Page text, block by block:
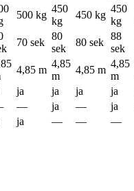
500 kg
450
kg
450 kg
450
kg
70 sek
80
sek
80 sek
88
sek
4,85 m
4,85
m
4,85 m
4,85
m
ja ja ja ja
— ja — ja
ja — — —